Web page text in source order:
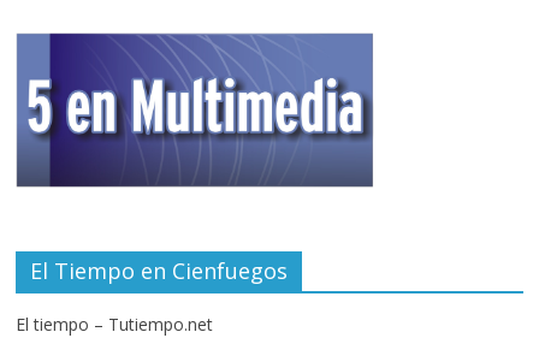
El Tiempo en Cienfuegos
El tiempo – Tutiempo.net